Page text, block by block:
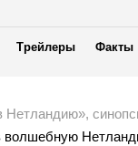
Трейлеры Факты
волшебную